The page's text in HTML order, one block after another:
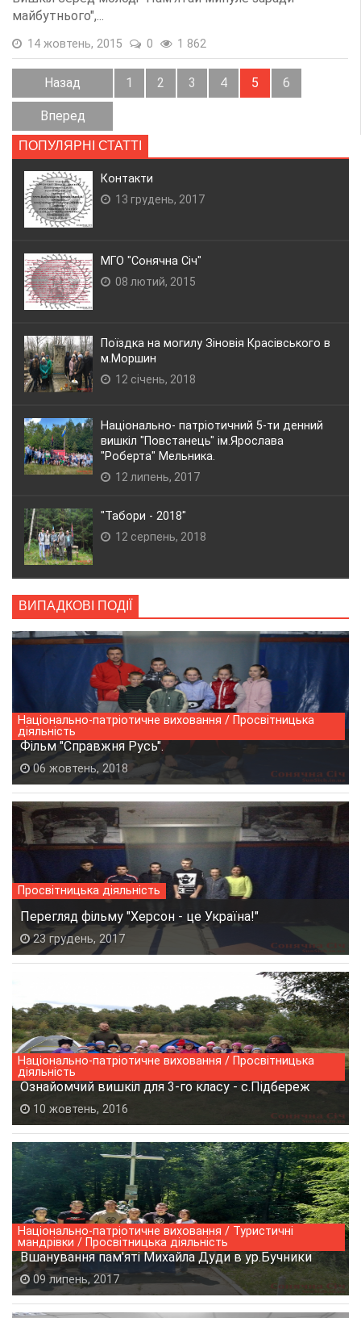
майбутнього",...
14 жовтень, 2015 0 1 862
Назад 1 2 3 4 5 6
Вперед
ПОПУЛЯРНІ СТАТТІ
Контакти
13 грудень, 2017
МГО "Сонячна Січ"
08 лютий, 2015
Поїздка на могилу Зіновія Красівського в
м.Моршин
12 січень, 2018
Національно- патріотичний 5-ти денний
вишкіл "Повстанець" ім.Ярослава
"Роберта" Мельника.
12 липень, 2017
"Табори - 2018"
12 серпень, 2018
ВИПАДКОВІ ПОДІЇ
Національно-патріотичне виховання / Просвітницька
діяльність
Фільм "Справжня Русь".
06 жовтень, 2018
Просвітницька діяльність
Перегляд фільму "Херсон - це Україна!"
23 грудень, 2017
Національно-патріотичне виховання / Просвітницька
діяльність
Ознайомчий вишкіл для 3-го класу - с.Підбереж
10 жовтень, 2016
Національно-патріотичне виховання / Туристичні
мандрівки / Просвітницька діяльність
Вшанування пам'яті Михайла Дуди в ур.Бучники
09 липень, 2017